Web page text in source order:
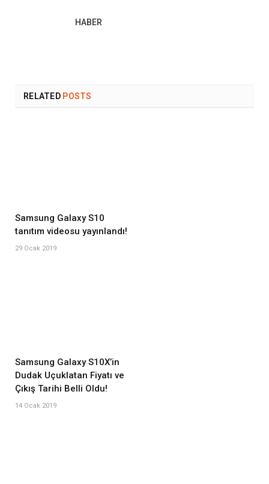
HABER
RELATEDPOSTS
Samsung Galaxy S10
tanıtım videosu yayınlandı!
29 Ocak 2019
Samsung Galaxy S10X’in
Dudak Uçuklatan Fiyatı ve
Çıkış Tarihi Belli Oldu!
14 Ocak 2019